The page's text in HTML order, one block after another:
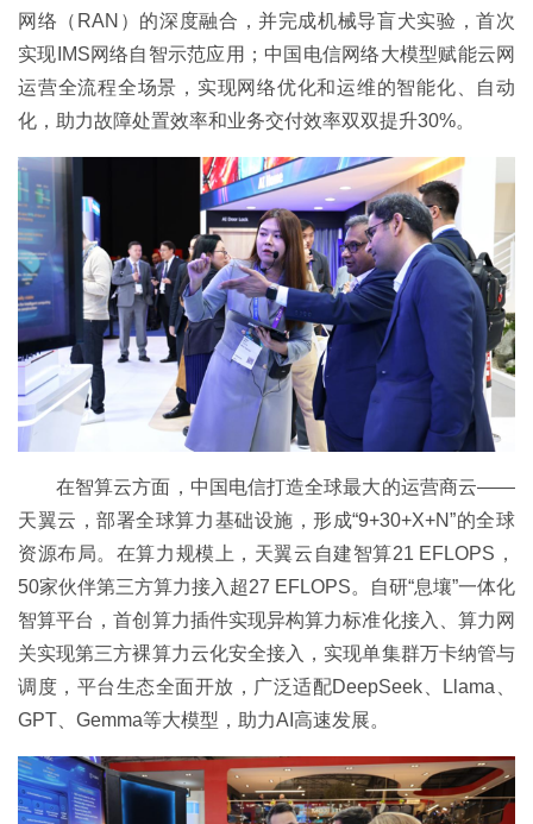
网络（RAN）的深度融合，并完成机械导盲犬实验，首次
实现IMS网络自智示范应用；中国电信网络大模型赋能云网
运营全流程全场景，实现网络优化和运维的智能化、自动
化，助力故障处置效率和业务交付效率双双提升30%。
在智算云方面，中国电信打造全球最大的运营商云——
天翼云，部署全球算力基础设施，形成“9+30+X+N”的全球
资源布局。在算力规模上，天翼云自建智算21 EFLOPS，
50家伙伴第三方算力接入超27 EFLOPS。自研“息壤”一体化
智算平台，首创算力插件实现异构算力标准化接入、算力网
关实现第三方裸算力云化安全接入，实现单集群万卡纳管与
调度，平台生态全面开放，广泛适配DeepSeek、Llama、
GPT、Gemma等大模型，助力AI高速发展。